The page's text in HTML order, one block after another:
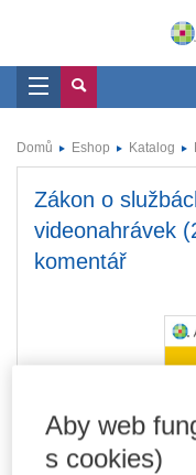
Domů Eshop Katalog
Zákon o
videonahrávek
komentář
Aby web
s cookies)